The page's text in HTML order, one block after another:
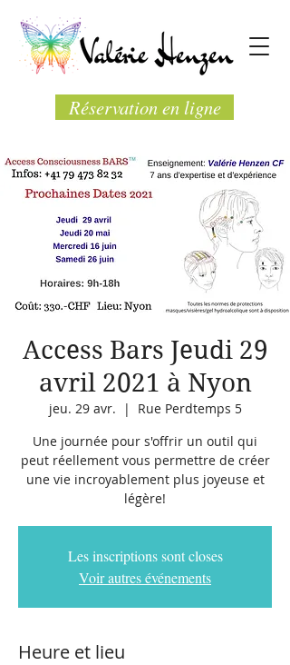
Réservation en ligne
Access Bars Jeudi 29
avril 2021 à Nyon
jeu. 29 avr.
  |
Rue Perdtemps 5
Une journée pour s'offrir un outil qui
peut réellement vous permettre de créer
une vie incroyablement plus joyeuse et
légère!
Les inscriptions sont closes
Voir autres événements
Heure et lieu